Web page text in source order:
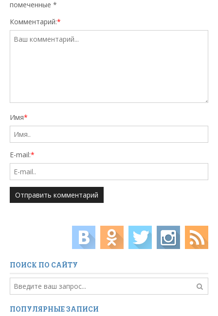
помеченные *
Комментарий:*
Имя*
E-mail:*
ПОИСК ПО САЙТУ
ПОПУЛЯРНЫЕ ЗАПИСИ